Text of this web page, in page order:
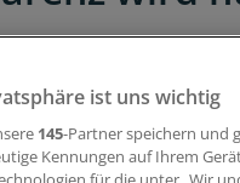
feilt, praktizieren
Transparenzkodex.
ist uns wichtig
145-Partner speichern und
Kennungen auf Ihrem